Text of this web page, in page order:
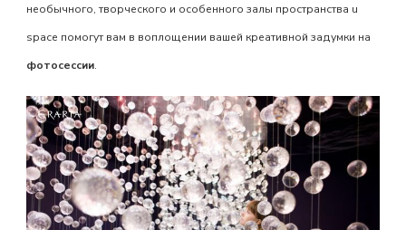
необычного, творческого и особенного залы пространства u
space помогут вам в воплощении вашей креативной задумки на
фотосессии.